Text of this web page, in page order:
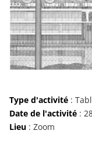
Type d'activité:
Date de l'activité:
Lieu: Zoom